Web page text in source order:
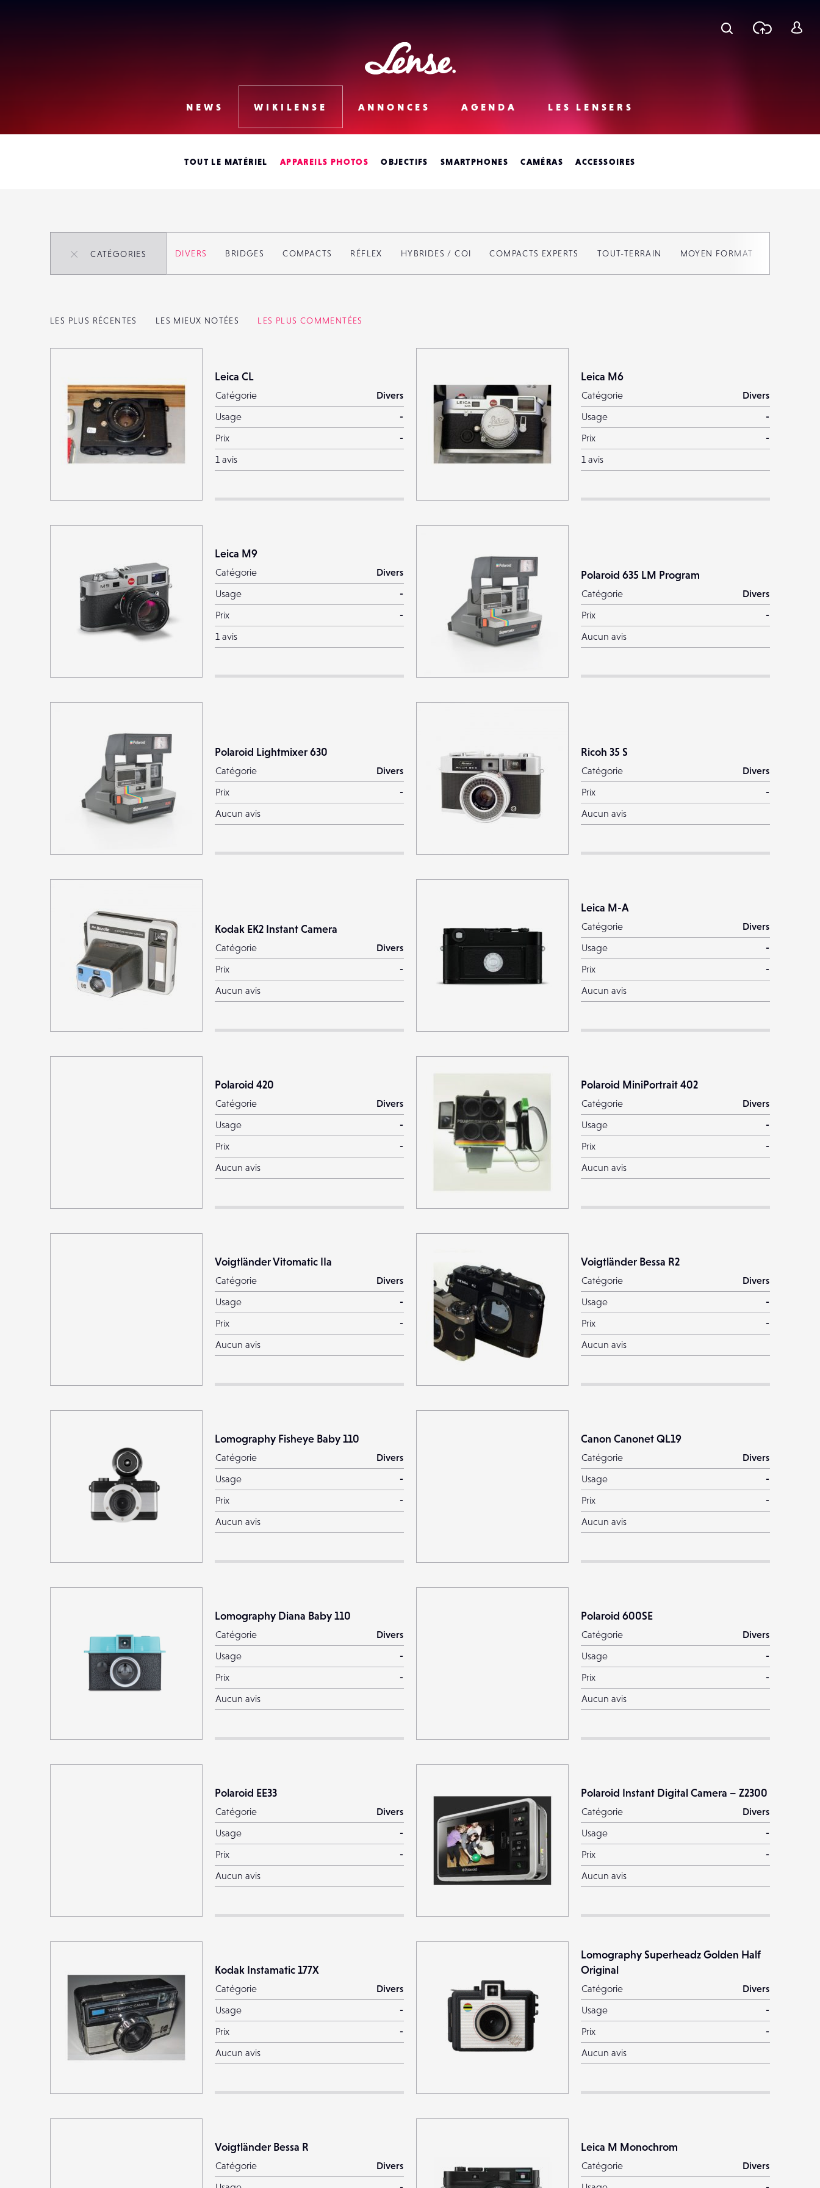
Lense
une
NEWS WIKILENSE ANNONCES AGENDA LES LENSERS
TOUT LE MATÉRIEL APPAREILS PHOTOS OBJECTIFS SMARTPHONES CAMÉRAS ACCESSOIRES
CATÉGORIES
COMPACT EXPERT DIVERS BRIDGES COMPACTS RÉFLEX HYBRIDES / COI COMPACTS EXPERTS TOUT-TERRAIN MOYEN FORMAT
LES PLUS RÉCENTES LES MIEUX NOTÉES LES PLUS COMMENTÉES
Leica CL
Catégorie
Divers
Usage
-
Prix
-
1 avis
Leica M6
Catégorie
Divers
Usage
-
Prix
-
1 avis
Leica M9
Catégorie
Divers
Usage
-
Prix
-
1 avis
Polaroid 635 LM Program
Catégorie
Divers
Prix
-
Aucun avis
Polaroid Lightmixer 630
Catégorie
Divers
Prix
-
Aucun avis
Ricoh 35 S
Catégorie
Divers
Prix
-
Aucun avis
Kodak EK2 Instant Camera
Catégorie
Divers
Prix
-
Aucun avis
Leica M-A
Catégorie
Divers
Usage
-
Prix
-
Aucun avis
Polaroid 420
Catégorie
Divers
Usage
-
Prix
-
Aucun avis
Polaroid MiniPortrait 402
Catégorie
Divers
Usage
-
Prix
-
Aucun avis
Voigtländer Vitomatic IIa
Catégorie
Divers
Usage
-
Prix
-
Aucun avis
Voigtländer Bessa R2
Catégorie
Divers
Usage
-
Prix
-
Aucun avis
Lomography Fisheye Baby 110
Catégorie
Divers
Usage
-
Prix
-
Aucun avis
Canon Canonet QL19
Catégorie
Divers
Usage
-
Prix
-
Aucun avis
Lomography Diana Baby 110
Catégorie
Divers
Usage
-
Prix
-
Aucun avis
Polaroid 600SE
Catégorie
Divers
Usage
-
Prix
-
Aucun avis
Polaroid EE33
Catégorie
Divers
Usage
-
Prix
-
Aucun avis
Polaroid Instant Digital Camera – Z2300
Catégorie
Divers
Usage
-
Prix
-
Aucun avis
Kodak Instamatic 177X
Catégorie
Divers
Usage
-
Prix
-
Aucun avis
Lomography Superheadz Golden Half
Original
Catégorie
Divers
Usage
-
Prix
-
Aucun avis
Voigtländer Bessa R
Catégorie
Divers
Leica M Monochrom
Catégorie
Divers